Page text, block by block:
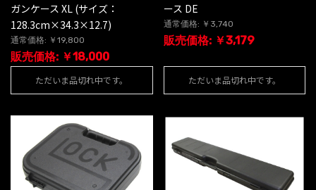
ガンケース XL (サイズ：
128.3cm×34.3×12.7)
通常価格: ￥19,800
販売価格: ￥18,000
ただいま品切れ中です。
ース DE
通常価格: ￥3,740
販売価格: ￥3,179
ただいま品切れ中です。